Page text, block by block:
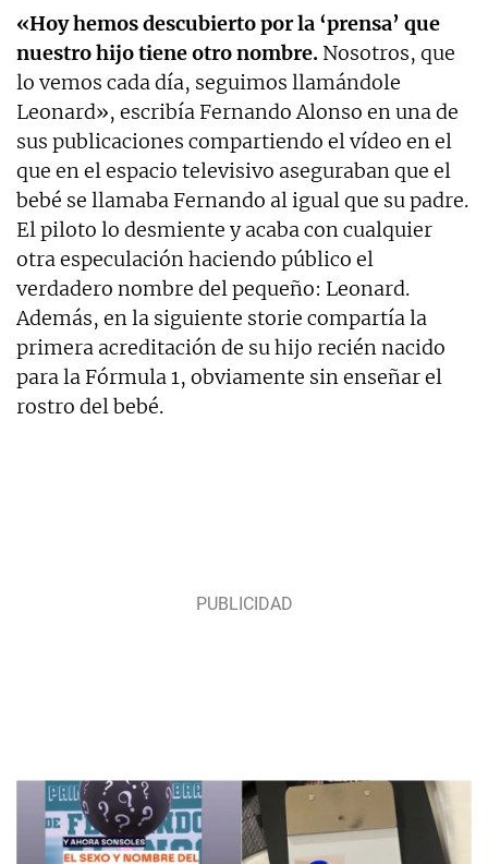
«Hoy hemos descubierto por la ‘prensa’ que
nuestro hijo tiene otro nombre. Nosotros, que
lo vemos cada día, seguimos llamándole
Leonard», escribía Fernando Alonso en una de
sus publicaciones compartiendo el vídeo en el
que en el espacio televisivo aseguraban que el
bebé se llamaba Fernando al igual que su padre.
El piloto lo desmiente y acaba con cualquier
otra especulación haciendo público el
verdadero nombre del pequeño: Leonard.
Además, en la siguiente storie compartía la
primera acreditación de su hijo recién nacido
para la Fórmula 1, obviamente sin enseñar el
rostro del bebé.